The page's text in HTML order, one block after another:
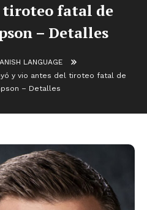
tiroteo fatal de
– Detalles
LANGUAGE
y vio antes del tiroteo fatal de
– Detalles